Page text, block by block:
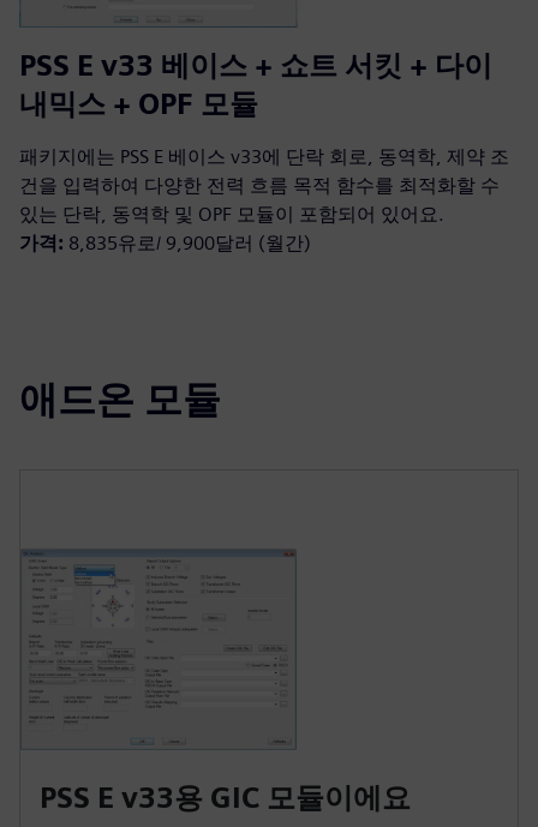
PSS E v33 베이스 + 쇼트 서킷 + 다이
내믹스 + OPF 모듈
패키지에는 PSS E 베이스 v33에 단락 회로, 동역학, 제약 조
건을 입력하여 다양한 전력 흐름 목적 함수를 최적화할 수
있는 단락, 동역학 및 OPF 모듈이 포함되어 있어요.
가격: 8,835유로/ 9,900달러 (월간)
애드온 모듈
PSS E v33용 GIC 모듈이에요